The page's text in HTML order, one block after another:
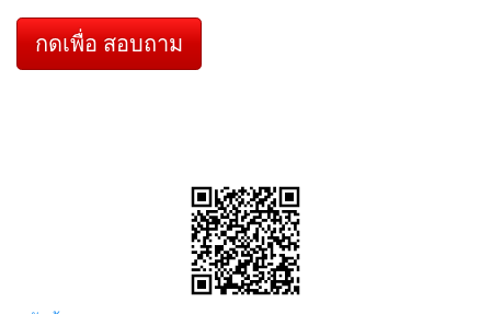
กดเพื่อ สอบถาม